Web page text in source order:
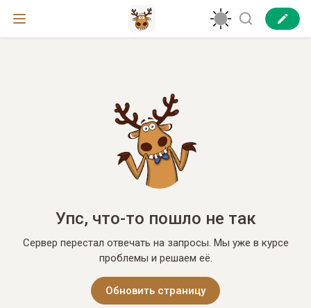
Упс, что-то пошло не так
Сервер перестал отвечать на запросы. Мы уже в курсе
проблемы и решаем её.
Обновить страницу